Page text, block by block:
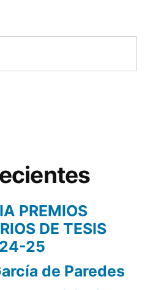
PREMIOS
DE TESIS
25
de Paredes